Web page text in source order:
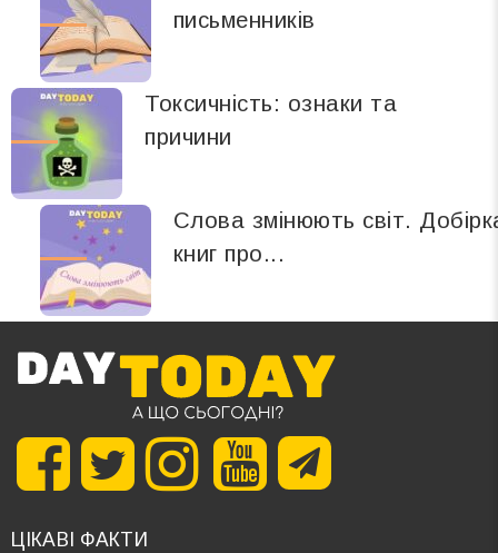
письменників
Токсичність: ознаки та
причини
Слова змінюють світ.
книг про...
ЦІКАВІ ФАКТИ